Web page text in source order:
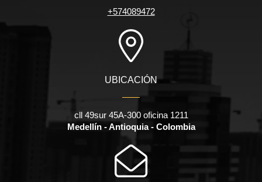
+574089472
UBICACIÓN
cll 49sur 45A-300 oficina 1211
Medellín - Antioquia - Colombia